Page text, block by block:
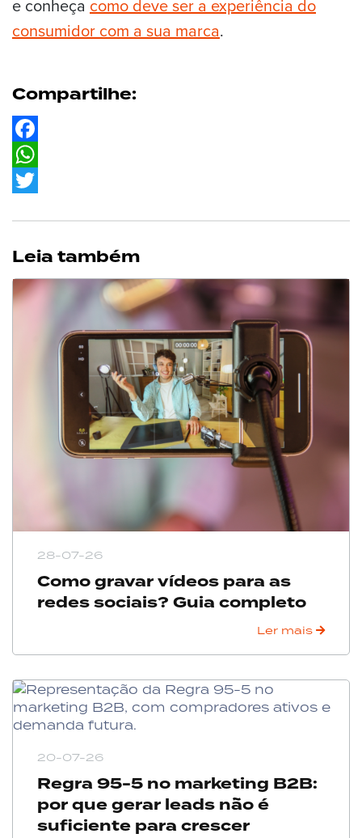
e conheça como deve ser a experiência do
consumidor com a sua marca.
Compartilhe:
Facebook
WhatsApp
Leia também
28-07-26
Como gravar vídeos para as
redes sociais? Guia completo
Ler mais
20-07-26
Regra 95-5 no marketing B2B:
por que gerar leads não é
suficiente para crescer